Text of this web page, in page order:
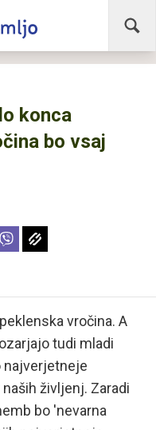
konca
bo vsaj
vročina. A
tudi mladi
najverjetneje
življenj. Zaradi
bo 'nevarna